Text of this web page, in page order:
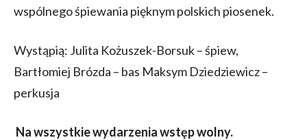
wspólnego śpiewania pięknym polskich piosenek.
Wystąpią: Julita Kożuszek-Borsuk – śpiew,
Bartłomiej Brózda – bas Maksym Dziedziewicz –
perkusja
Na wszystkie wydarzenia wstęp wolny.